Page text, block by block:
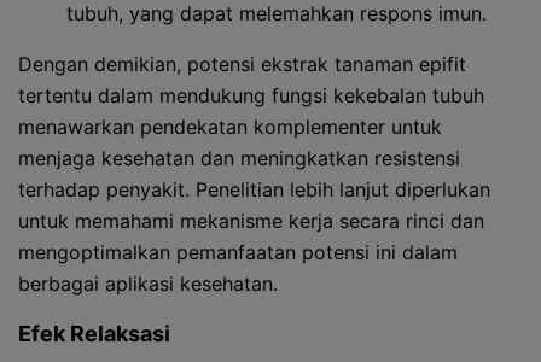
tubuh, yang dapat melemahkan respons imun.
Dengan demikian, potensi ekstrak tanaman epifit
tertentu dalam mendukung fungsi kekebalan tubuh
menawarkan pendekatan komplementer untuk
menjaga kesehatan dan meningkatkan resistensi
terhadap penyakit. Penelitian lebih lanjut diperlukan
untuk memahami mekanisme kerja secara rinci dan
mengoptimalkan pemanfaatan potensi ini dalam
berbagai aplikasi kesehatan.
Efek Relaksasi